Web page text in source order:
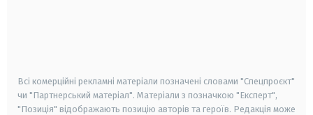
Всі комерційні рекламні матеріали позначені словами "Спецпроєкт"
чи "Партнерський матеріал". Матеріали з позначкою "Експерт",
"Позиція" відображають позицію авторів та героїв. Редакція може